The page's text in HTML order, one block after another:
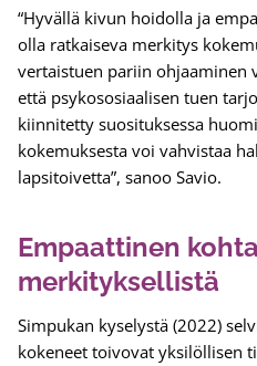
“Hyvällä kivun hoidolla ja
olla ratkaiseva merkitys
vertaistuen pariin ohjaaminen
että psykososiaalisen tuen
kiinnitetty suosituksessa
kokemuksesta voi vahvistaa
lapsitoivetta”, sanoo Savio.
Empaattinen
merkityksellistä
Simpukan kyselystä (2022)
kokeneet toivovat yksilöllisen